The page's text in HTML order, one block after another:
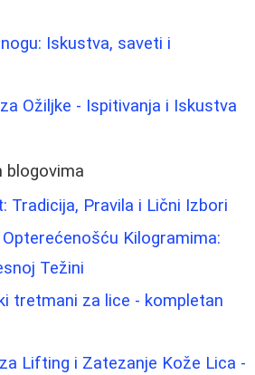
Iskustva, saveti i
Ožiljke - Ispitivanja i Iskustva
blogovima
Tradicija, Pravila i Lični Izbori
Kilogramima:
Težini
tretmani za lice - kompletan
Lifting i Zatezanje Kože Lica -